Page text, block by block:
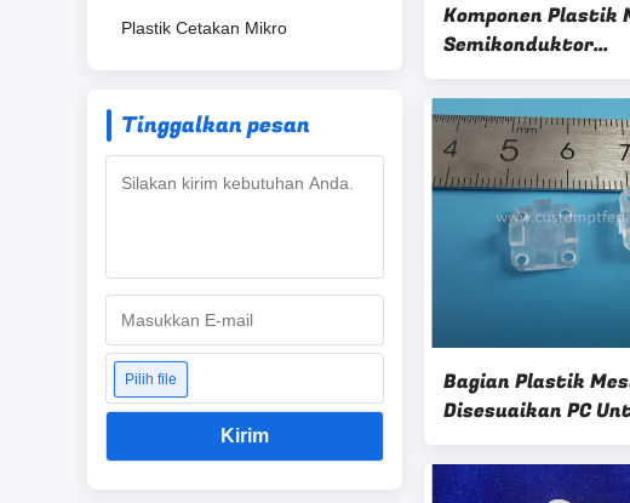
Plastik Cetakan Mikro
Tinggalkan pesan
Pilih file
Kirim
Komponen Plastik
Semikonduktor
Insulator
Bagian Plastik
Disesuaikan PC
4G